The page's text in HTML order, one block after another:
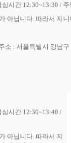
시간 12:30~13:30 /
아닙니다. 따라서 지
소 : 서울특별시 강남
시간 12:30~13:40 /
아닙니다. 따라서 지